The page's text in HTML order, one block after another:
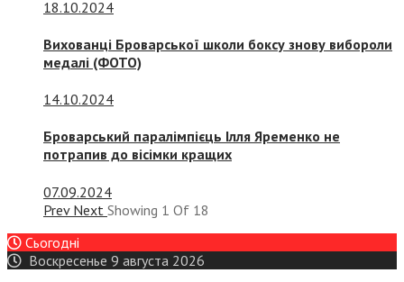
18.10.2024
Вихованці Броварської школи боксу знову вибороли
медалі (ФОТО)
14.10.2024
Броварський паралімпієць Ілля Яременко не
потрапив до вісімки кращих
07.09.2024
Prev Next Showing 1 Of 18
Сьогодні
Воскресенье 9 августа 2026